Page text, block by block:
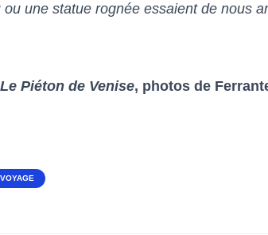
ou une statue rognée essaient de nous
Le Piéton de Venise, photos de